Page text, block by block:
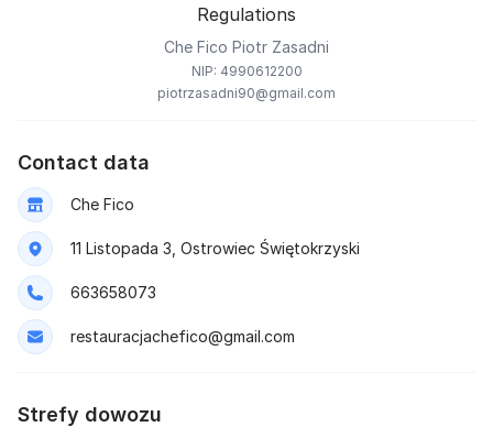
Regulations
Che Fico Piotr Zasadni
NIP: 4990612200
piotrzasadni90@gmail.com
Contact data
Che Fico
11 Listopada 3, Ostrowiec Świętokrzyski
663658073
restauracjachefico@gmail.com
Strefy dowozu